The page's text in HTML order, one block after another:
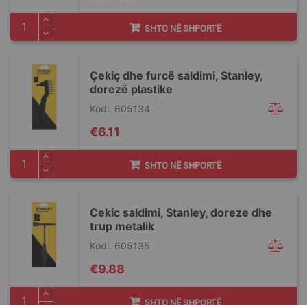
SHTO NË SHPORTË
Çekiç dhe furcë saldimi, Stanley,
dorezë plastike
Kodi: 605134
€6.11
SHTO NË SHPORTË
Cekic saldimi, Stanley, doreze dhe
trup metalik
Kodi: 605135
€9.88
SHTO NË SHPORTË